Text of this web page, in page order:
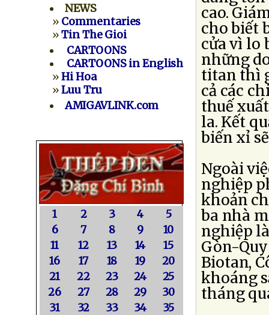
NEWS
» Commentaries
»Tin The Gioi
CARTOONS
CARTOONS in English
»Hi Hoa
»Luu Tru
AMIGAVLINK.com
1 2 3 4
5
6
7 8 9
10
11
12 13 14
15
16
17 18 19
20
21
22 23 24
25
26
27 28 29
30
31
32 33 34
35
cao.
cho biết
cửa vì lo
những
titan thì
cả các
thuế
la. Kết
biến xỉ
Ngoài
nghiệp
khoản
ba nhà
nghiệp
Gòn-
Biotan,
khoáng
tháng